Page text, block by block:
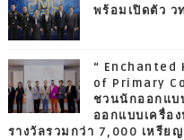
พร้อมเปิดตัว
“ Enchanted
of Primary
ชวนนักออกแบ
ออกแบบเครื่อ
รางวัลรวมกว่า 7,000 เหรีย